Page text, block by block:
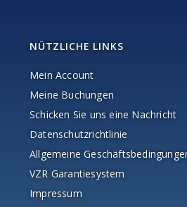
NÜTZLICHE LINKS
Mein Account
Meine Buchungen
Schicken Sie uns eine Nachricht
Datenschutzrichtlinie
Allgemeine
VZR Garantiesystem
Impressum